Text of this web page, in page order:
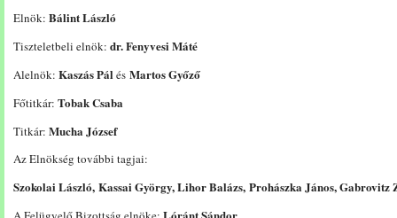
Elnök: Bálint László
Tiszteletbeli elnök: dr. Fenyvesi Máté
Alelnök: Kaszás Pálés Martos Győző
Főtitkár: Tobak Csaba
Titkár: Mucha József
Az Elnökség további tagjai:
Szokolai László, Kassai György, Lihor Balázs, Prohászka János, Gabrovitz